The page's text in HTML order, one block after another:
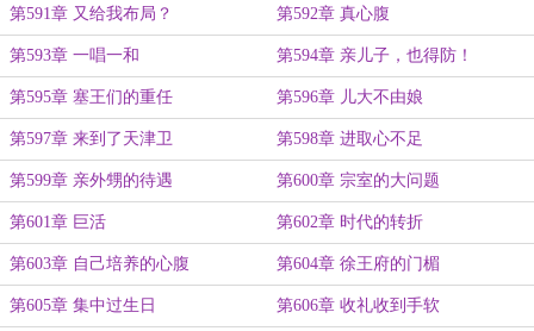
第591章 又给我布局？ 第592章 真心腹
第593章 一唱一和 第594章 亲儿子，也得防！
第595章 塞王们的重任 第596章 儿大不由娘
第597章 来到了天津卫 第598章 进取心不足
第599章 亲外甥的待遇 第600章 宗室的大问题
第601章 巨活 第602章 时代的转折
第603章 自己培养的心腹 第604章 徐王府的门楣
第605章 集中过生日 第606章 收礼收到手软